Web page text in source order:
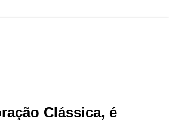
Clássica, é